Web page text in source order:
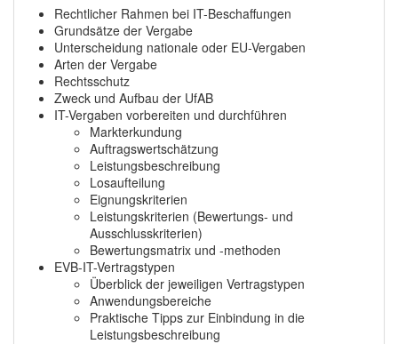
Rechtlicher Rahmen bei IT-Beschaffungen
Grundsätze der Vergabe
Unterscheidung nationale oder EU-Vergaben
Arten der Vergabe
Rechtsschutz
Zweck und Aufbau der UfAB
IT-Vergaben vorbereiten und durchführen
Markterkundung
Auftragswertschätzung
Leistungsbeschreibung
Losaufteilung
Eignungskriterien
Leistungskriterien (Bewertungs- und
Ausschlusskriterien)
Bewertungsmatrix und -methoden
EVB-IT-Vertragstypen
Überblick der jeweiligen Vertragstypen
Anwendungsbereiche
Praktische Tipps zur Einbindung in die
Leistungsbeschreibung